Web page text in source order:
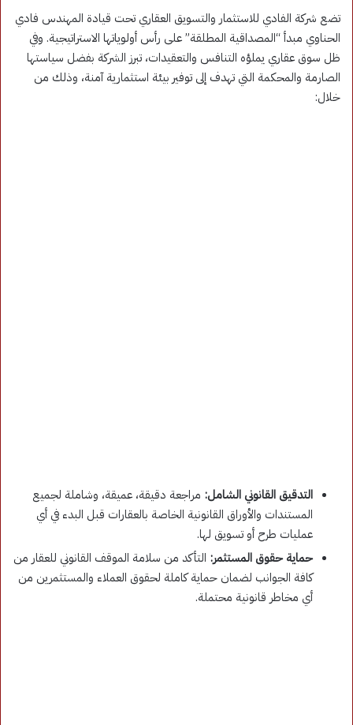
تضع شركة الفادي للاستثمار والتسويق العقاري تحت قيادة المهندس فادي
الحناوي مبدأ “المصداقية المطلقة” على رأس أولوياتها الاستراتيجية. وفي
ظل سوق عقاري يملؤه التنافس والتعقيدات، تبرز الشركة بفضل سياستها
الصارمة والمحكمة التي تهدف إلى توفير بيئة استثمارية آمنة، وذلك من
خلال:
التدقيق القانوني الشامل: مراجعة دقيقة، عميقة، وشاملة لجميع
المستندات والأوراق القانونية الخاصة بالعقارات قبل البدء في أي
عمليات طرح أو تسويق لها.
حماية حقوق المستثمر: التأكد من سلامة الموقف القانوني للعقار من
كافة الجوانب لضمان حماية كاملة لحقوق العملاء والمستثمرين من
أي مخاطر قانونية محتملة.